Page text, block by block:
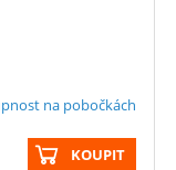
na pobočkách
KOUPIT